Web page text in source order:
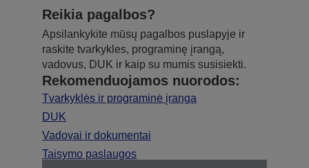
Reikia pagalbos?
Apsilankykite mūsų pagalbos puslapyje ir
raskite tvarkykles, programinę įrangą,
vadovus, DUK ir kaip su mumis susisiekti.
Rekomenduojamos nuorodos:
Tvarkyklės ir programinė įranga
DUK
Vadovai ir dokumentai
Taisymo paslaugos